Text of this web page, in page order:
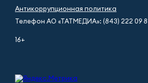
Антикоррупционная политика
Телефон АО «ТАТМЕДИА»: (843) 222 09
16+